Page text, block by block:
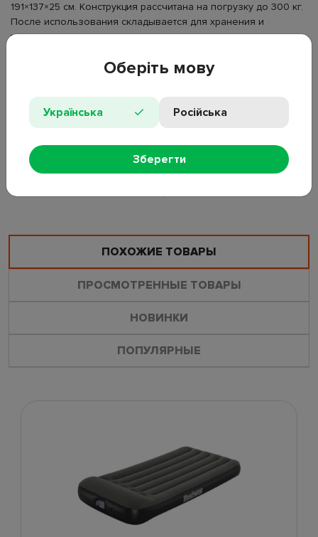
191×137×25 см. Конструкция рассчитана на погрузку до 300 кг.
После использования складывается для хранения и
транспортировки.
• Материал: ПВХ, флокированное покрытие;
• Тип: двуспальный надувной матрас;
• Максимальная нагрузка: до 300 кг;
• Использование: помещение/улица;
ПОХОЖИЕ ТОВАРЫ
ПРОСМОТРЕННЫЕ ТОВАРЫ
НОВИНКИ
ПОПУЛЯРНЫЕ
Оберіть мову
Українська Російська
Зберегти